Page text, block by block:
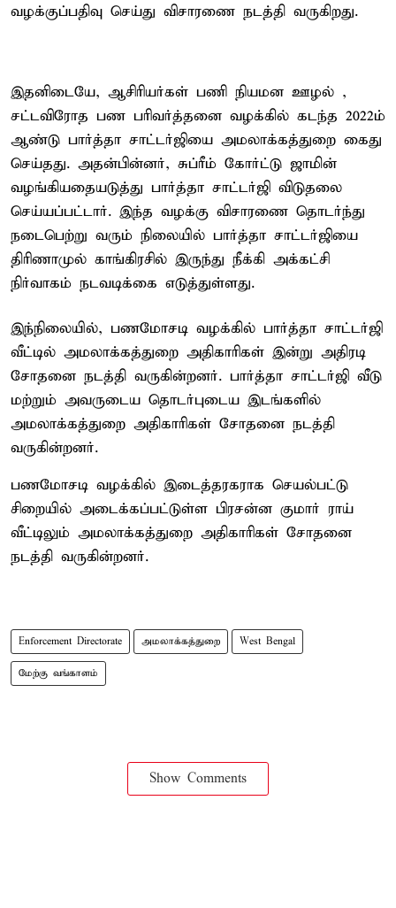
வழக்குப்பதிவு செய்து விசாரணை நடத்தி வருகிறது.
இதனிடையே, ஆசிரியர்கள் பணி நியமன ஊழல் ,
சட்டவிரோத பண பரிவர்த்தனை வழக்கில் கடந்த 2022ம்
ஆண்டு பார்த்தா சாட்டர்ஜியை அமலாக்கத்துறை கைது
செய்தது. அதன்பின்னர், சுப்ரீம் கோர்ட்டு ஜாமின்
வழங்கியதையடுத்து பார்த்தா சாட்டர்ஜி விடுதலை
செய்யப்பட்டார். இந்த வழக்கு விசாரணை தொடர்ந்து
நடைபெற்று வரும் நிலையில் பார்த்தா சாட்டர்ஜியை
திரிணாமுல் காங்கிரசில் இருந்து நீக்கி அக்கட்சி
நிர்வாகம் நடவடிக்கை எடுத்துள்ளது.
இந்நிலையில், பணமோசடி வழக்கில் பார்த்தா சாட்டர்ஜி
வீட்டில் அமலாக்கத்துறை அதிகாரிகள் இன்று அதிரடி
சோதனை நடத்தி வருகின்றனர். பார்த்தா சாட்டர்ஜி வீடு
மற்றும் அவருடைய தொடர்புடைய இடங்களில்
அமலாக்கத்துறை அதிகாரிகள் சோதனை நடத்தி
வருகின்றனர்.
பணமோசடி வழக்கில் இடைத்தரகராக செயல்பட்டு
சிறையில் அடைக்கப்பட்டுள்ள பிரசன்ன குமார் ராய்
வீட்டிலும் அமலாக்கத்துறை அதிகாரிகள் சோதனை
நடத்தி வருகின்றனர்.
Enforcement Directorate அமலாக்கத்துறை West Bengal
மேற்கு வங்காளம்
Show Comments